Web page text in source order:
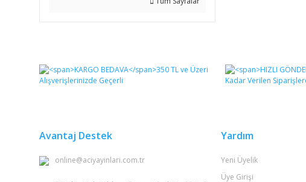
Avantaj Destek
online@aciyayinlari.com.tr
Yardım
Yeni Üyelik
Üye Girişi